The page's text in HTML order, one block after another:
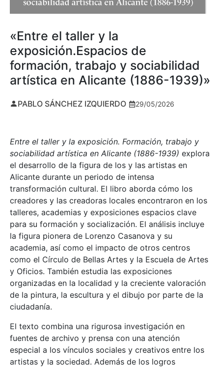
«Entre el taller y la
exposición.Espacios de
formación, trabajo y sociabilidad
artística en Alicante (1886-1939)»
PABLO SÁNCHEZ IZQUIERDO 29/05/2026
Entre el taller y la exposición. Formación, trabajo y
sociabilidad artística en Alicante (1886-1939) explora
el desarrollo de la figura de los y las artistas en
Alicante durante un periodo de intensa
transformación cultural. El libro aborda cómo los
creadores y las creadoras locales encontraron en los
talleres, academias y exposiciones espacios clave
para su formación y socialización. El análisis incluye
la figura pionera de Lorenzo Casanova y su
academia, así como el impacto de otros centros
como el Círculo de Bellas Artes y la Escuela de Artes
y Oficios. También estudia las exposiciones
organizadas en la localidad y la creciente valoración
de la pintura, la escultura y el dibujo por parte de la
ciudadanía.
El texto combina una rigurosa investigación en
fuentes de archivo y prensa con una atención
especial a los vínculos sociales y creativos entre los
artistas y la sociedad. Además de los logros